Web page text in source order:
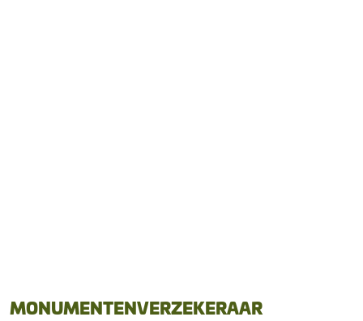
MONUMENTENVERZEKERAAR